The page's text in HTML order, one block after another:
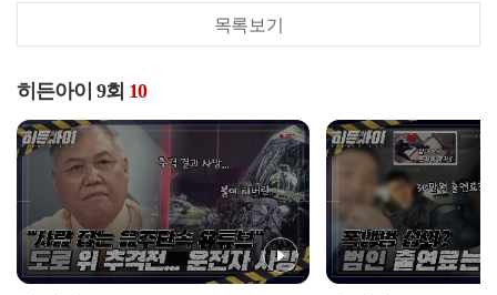
목록보기
히든아이 9회 10